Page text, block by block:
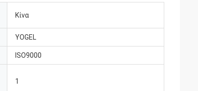
Κίνα
YOGEL
ISO9000
1